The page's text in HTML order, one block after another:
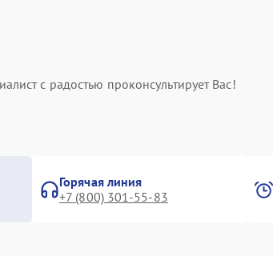
с радостью проконсультирует Вас!
Горячая линия
+7 (800) 301-55-83